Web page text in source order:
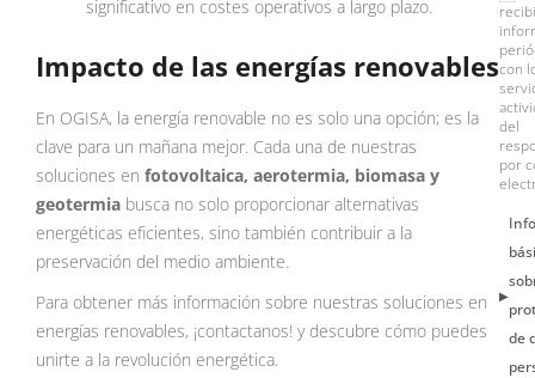
significativo en costes operativos a largo plazo.
Impacto de las energías renovables
En OGISA, la energía renovable no es solo una opción; es la
clave para un mañana mejor. Cada una de nuestras
soluciones en fotovoltaica, aerotermia, biomasa y
geotermia busca no solo proporcionar alternativas
energéticas eficientes, sino también contribuir a la
preservación del medio ambiente.
Para obtener más información sobre nuestras soluciones en
energías renovables, ¡contactanos! y descubre cómo puedes
unirte a la revolución energética.
con
del
por
de